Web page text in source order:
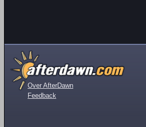
Over AfterDawn
Feedback